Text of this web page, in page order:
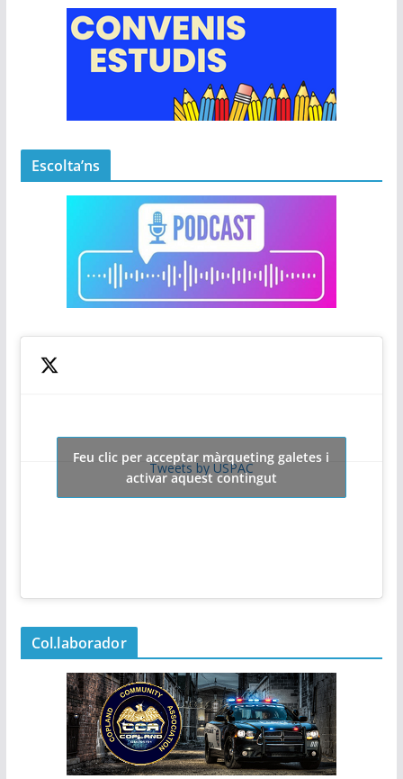
Escolta’ns
Tweets by USPAC
Feu clic per acceptar màrqueting galetes i
activar aquest contingut
Col.laborador